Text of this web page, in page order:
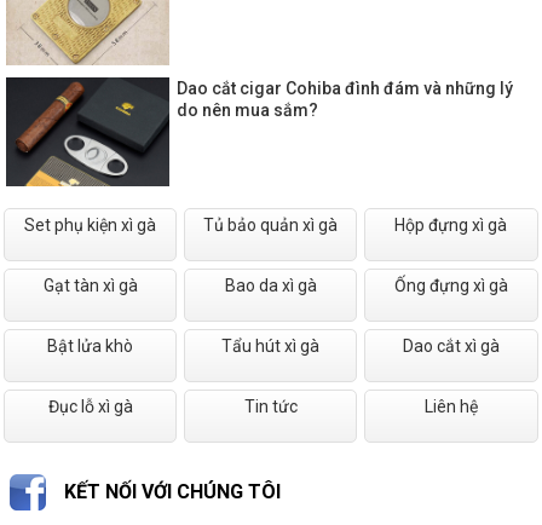
Dao cắt cigar Cohiba đình đám và những lý
do nên mua sắm?
Set phụ kiện xì gà Tủ bảo quản xì gà Hộp đựng xì gà
Gạt tàn xì gà Bao da xì gà Ống đựng xì gà
Bật lửa khò Tẩu hút xì gà Dao cắt xì gà
Đục lỗ xì gà Tin tức Liên hệ
KẾT NỐI VỚI CHÚNG TÔI